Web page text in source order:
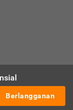
Berlangganan